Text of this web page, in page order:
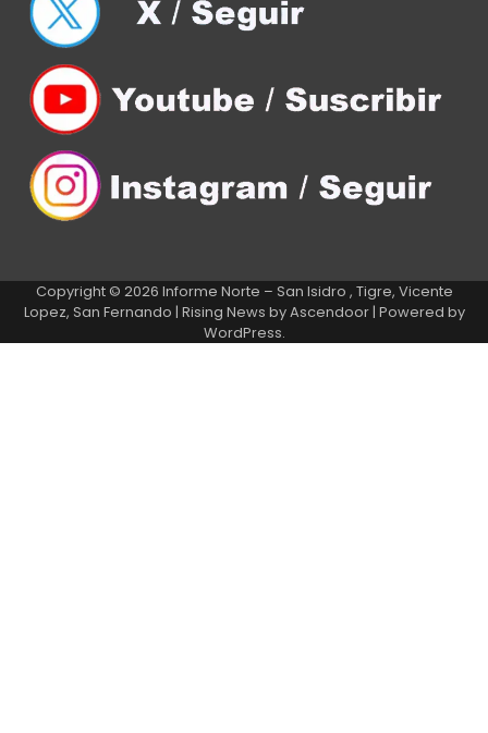
Copyright © 2026 Informe Norte – San Isidro , Tigre, Vicente
Lopez, San Fernando | Rising News byAscendoor| Powered by
WordPress.